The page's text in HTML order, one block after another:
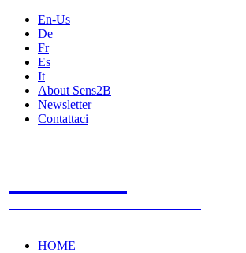
En-Us
De
Fr
Es
It
About Sens2B
Newsletter
Contattaci
HOME